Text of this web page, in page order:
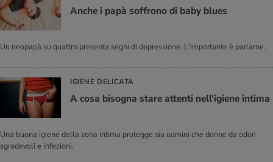
Anche i papà soffrono di baby blues
Un neopapà su quattro presenta segni di depressione. L'importante è parlarne.
IGIENE DELICATA
A cosa bisogna stare attenti nell'igiene intima
Una buona igiene della zona intima protegge sia uomini che donne da odori
sgradevoli e infezioni.